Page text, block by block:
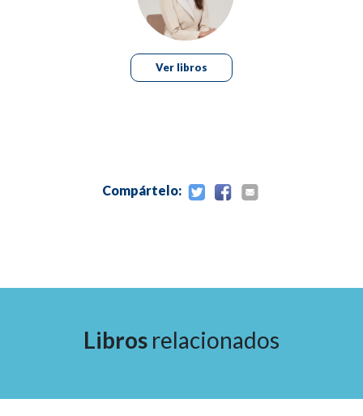
Ver libros
Compártelo:
Anestesia en el trasplante de cejas
Técnicas de colocación en el trasplante de cejas
Complicaciones del trasplante de cejas
Libros relacionados